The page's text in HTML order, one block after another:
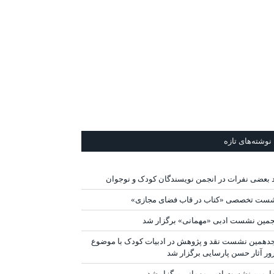
نوشته‌های تازه
بعضی نفرات در انجمن نویسندگان کودک و نوجوان
تخصصی «کتاب در قاب فضای مجازی»
نشست ادبی «مهمانی» برگزار شد
نشست نقد و پژوهش در ادبیات کودک با موضوع
آثار حسن پارسایی برگزار شد